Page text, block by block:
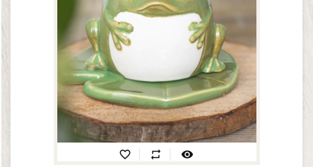
favorite_border repeat visibility